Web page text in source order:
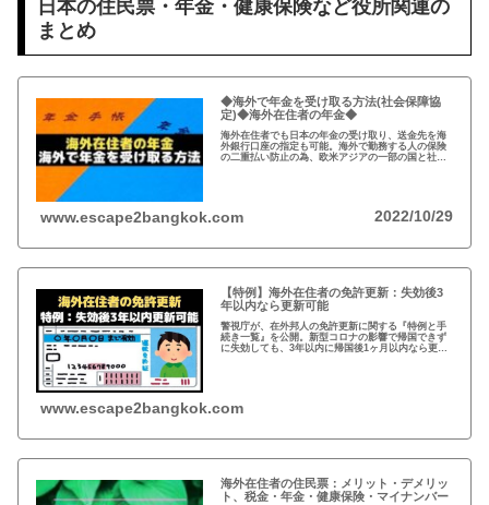
日本の住民票・年金・健康保険など役所関連の
まとめ
◆海外で年金を受け取る方法(社会保障協
定)◆海外在住者の年金◆
海外在住者でも日本の年金の受け取り、送金先を海
外銀行口座の指定も可能。海外で勤務する人の保険
の二重払い防止の為、欧米アジアの一部の国と社会
www.escape2bangkok.com 2022/10/29
【特例】海外在住者の免許更新：失効後3
年以内なら更新可能
警視庁が、在外邦人の免許更新に関する『特例と手
続き一覧』を公開。新型コロナの影響で帰国できず
に失効しても、3年以内に帰国後1ヶ月以内なら更新
www.escape2bangkok.com
海外在住者の住民票：メリット・デメリッ
ト、税金・年金・健康保険・マイナンバー